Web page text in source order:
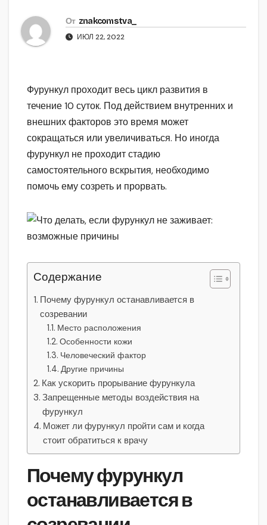
От znakcomstva_
ИЮЛ 22, 2022
Фурункул проходит весь цикл развития в
течение 10 суток. Под действием внутренних и
внешних факторов это время может
сокращаться или увеличиваться. Но иногда
фурункул не проходит стадию
самостоятельного вскрытия, необходимо
помочь ему созреть и прорвать.
Содержание
Почему фурункул останавливается в
созревании
Место расположения
Особенности кожи
Человеческий фактор
Другие причины
Как ускорить прорывание фурункула
Запрещенные методы воздействия на
фурункул
Может ли фурункул пройти сам и когда
стоит обратиться к врачу
Почему фурункул
останавливается в